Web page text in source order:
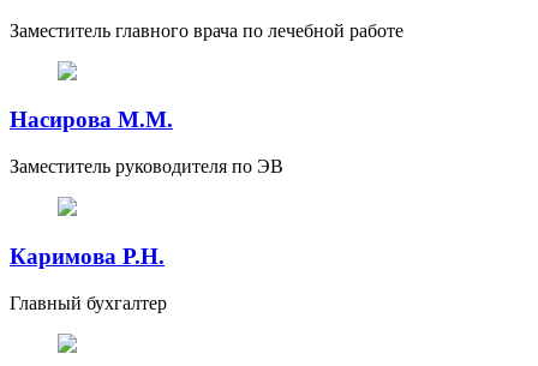
Заместитель главного врача по лечебной работе
Насирова М.М.
Заместитель руководителя по ЭВ
Каримова Р.Н.
Главный бухгалтер